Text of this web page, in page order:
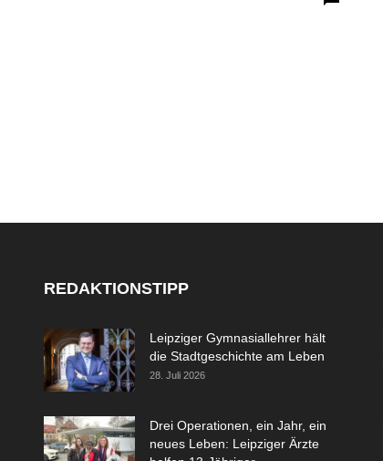
REDAKTIONSTIPP
Leipziger Gymnasiallehrer hält
die Stadtgeschichte am Leben
28. Juli 2026
Drei Operationen, ein Jahr, ein
neues Leben: Leipziger Ärzte